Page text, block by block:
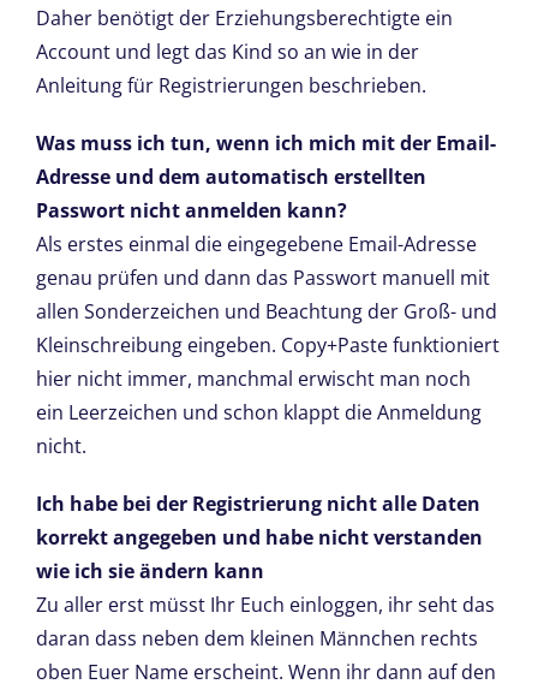
Daher benötigt der Erziehungsberechtigte ein
Account und legt das Kind so an wie in der
Anleitung für Registrierungen beschrieben.
Was muss ich tun, wenn ich mich mit der Email-
Adresse und dem automatisch erstellten
Passwort nicht anmelden kann?
Als erstes einmal die eingegebene Email-Adresse
genau prüfen und dann das Passwort manuell mit
allen Sonderzeichen und Beachtung der Groß- und
Kleinschreibung eingeben. Copy+Paste funktioniert
hier nicht immer, manchmal erwischt man noch
ein Leerzeichen und schon klappt die Anmeldung
nicht.
Ich habe bei der Registrierung nicht alle Daten
korrekt angegeben und habe nicht verstanden
wie ich sie ändern kann
Zu aller erst müsst Ihr Euch einloggen, ihr seht das
daran dass neben dem kleinen Männchen rechts
oben Euer Name erscheint. Wenn ihr dann auf den